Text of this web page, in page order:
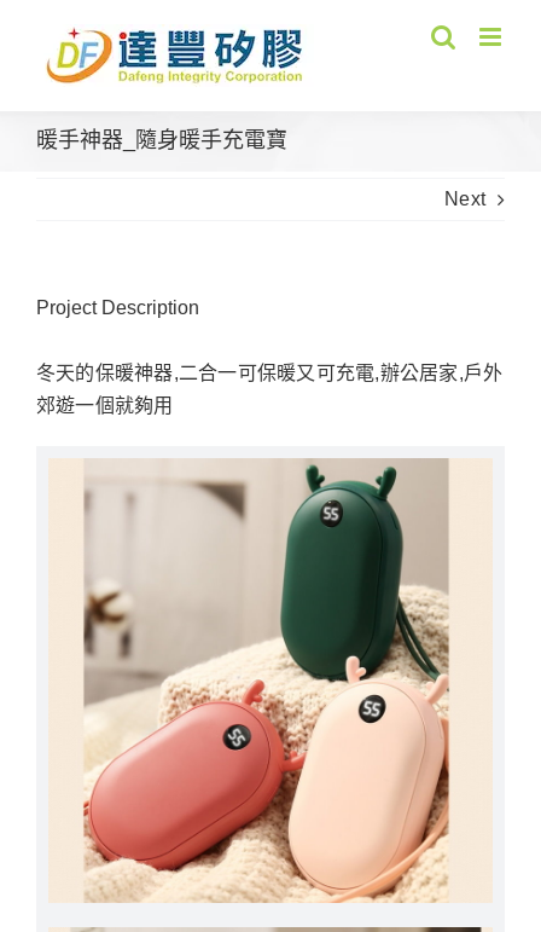
content
暖手神器_隨身暖手充電寶
Next
Project Description
冬天的保暖神器,二合一可保暖又可充電,辦公居家,戶外
郊遊一個就夠用